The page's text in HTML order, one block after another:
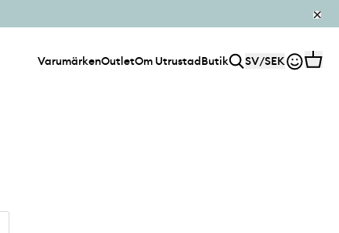
VarumärkenOutletOm UtrustadButik SV/SEK